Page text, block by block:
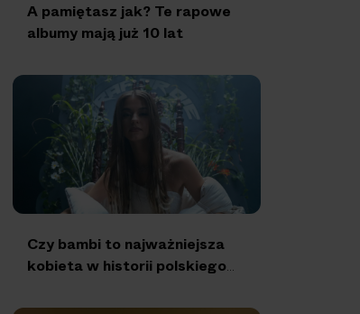
A pamiętasz jak? Te rapowe
albumy mają już 10 lat
Czy bambi to najważniejsza
kobieta w historii polskiego